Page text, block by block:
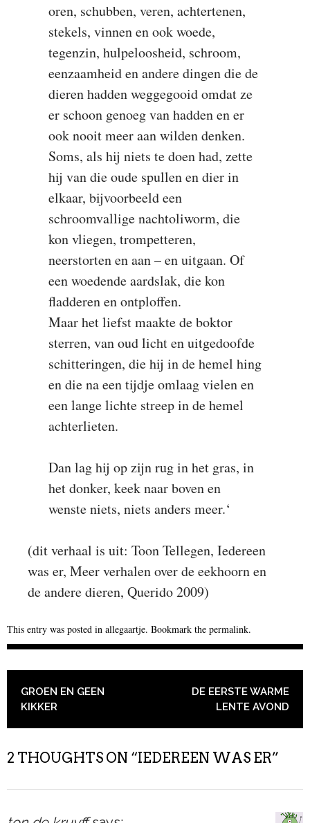
oren, schubben, veren, achtertenen,
stekels, vinnen en ook woede,
tegenzin, hulpeloosheid, schroom,
eenzaamheid en andere dingen die de
dieren hadden weggegooid omdat ze
er schoon genoeg van hadden en er
ook nooit meer aan wilden denken.
Soms, als hij niets te doen had, zette
hij van die oude spullen en dier in
elkaar, bijvoorbeeld een
schroomvallige nachtoliworm, die
kon vliegen, trompetteren,
neerstorten en aan – en uitgaan. Of
een woedende aardslak, die kon
fladderen en ontploffen.
Maar het liefst maakte de boktor
sterren, van oud licht en uitgedoofde
schitteringen, die hij in de hemel hing
en die na een tijdje omlaag vielen en
een lange lichte streep in de hemel
achterlieten.
Dan lag hij op zijn rug in het gras, in
het donker, keek naar boven en
wenste niets, niets anders meer.‘
(dit verhaal is uit: Toon Tellegen, Iedereen
was er, Meer verhalen over de eekhoorn en
de andere dieren, Querido 2009)
This entry was posted in allegaartje. Bookmark the permalink.
POST NAVIGATION
GROEN EN GEEN
KIKKER
DE EERSTE WARME
LENTE AVOND
2 THOUGHTS ON “IEDEREEN WAS ER”